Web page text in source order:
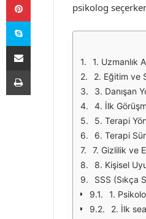
psikolog
1. Uzmanlık
2. Eğitim ve
3. Danışan
4. İlk
5. Terapi
6. Terapi
7. Gizlilik ve
8. Kişisel
SSS (Sıkça
1.
2. İlk
Skype
E-Posta ile paylaş